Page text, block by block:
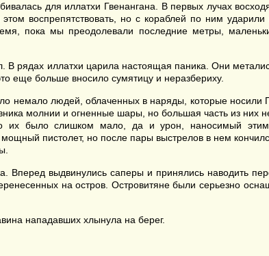
для иллатхи Гвенангана. В первых лучах
воспрепятствовать, но с кораблей по ним
пока мы преодолевали последние метры,
рядах иллатхи царила настоящая паника. Они
еще больше вносило сумятицу и неразбериху.
немало людей, облаченных в наряды, которые носили
молнии и огненные шары, но большая часть из них
их было слишком мало, да и урон, наносимый
пистолет, но после пары выстрелов в нем
Вперед выдвинулись саперы и принялись наводить
на остров. Островитяне были серьезно
нападавших хлынула на берег.